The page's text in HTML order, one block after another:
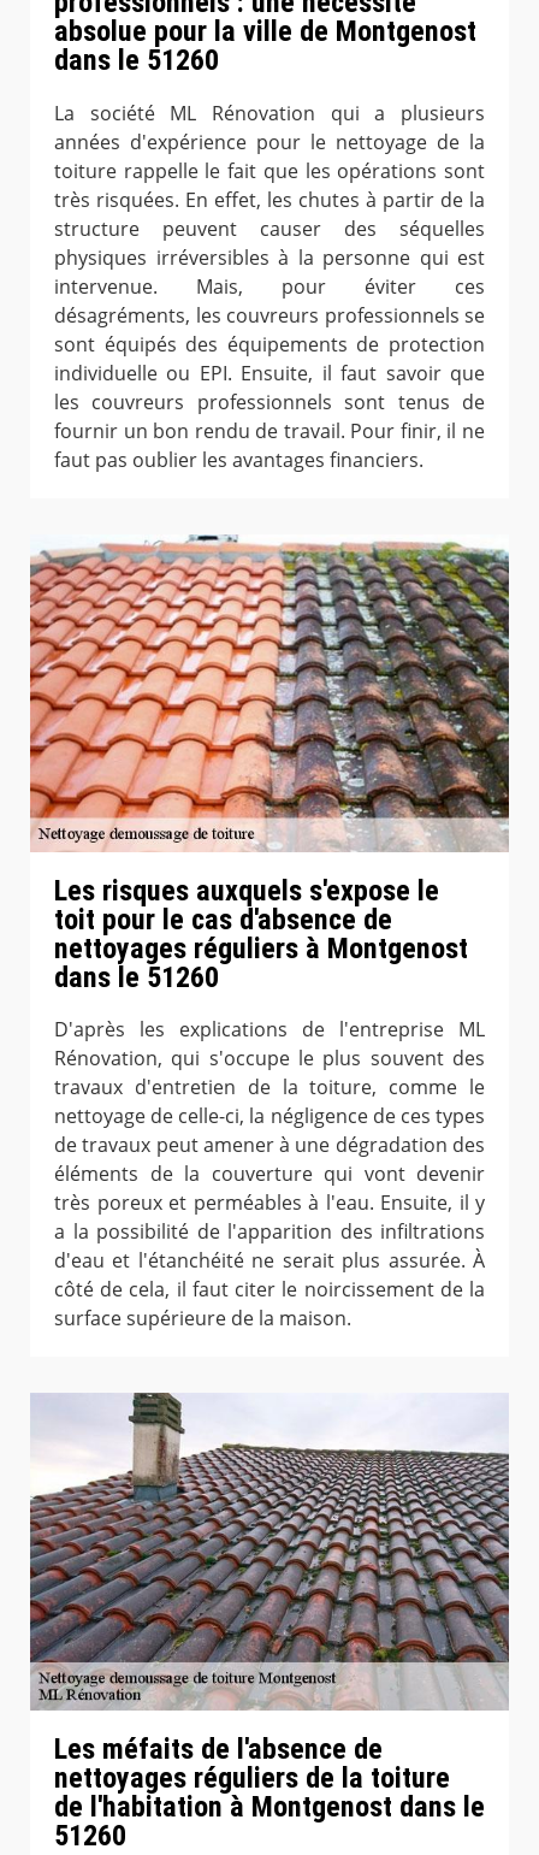
absolue pour la ville de Montgenost
dans le 51260
La société ML Rénovation qui a plusieurs
années d'expérience pour le nettoyage de la
toiture rappelle le fait que les opérations sont
très risquées. En effet, les chutes à partir de la
structure peuvent causer des séquelles
physiques irréversibles à la personne qui est
intervenue. Mais, pour éviter ces
désagréments, les couvreurs professionnels se
sont équipés des équipements de protection
individuelle ou EPI. Ensuite, il faut savoir que
les couvreurs professionnels sont tenus de
fournir un bon rendu de travail. Pour finir, il ne
faut pas oublier les avantages financiers.
Les risques auxquels s'expose le
toit pour le cas d'absence de
nettoyages réguliers à Montgenost
dans le 51260
D'après les explications de l'entreprise ML
Rénovation, qui s'occupe le plus souvent des
travaux d'entretien de la toiture, comme le
nettoyage de celle-ci, la négligence de ces types
de travaux peut amener à une dégradation des
éléments de la couverture qui vont devenir
très poreux et perméables à l'eau. Ensuite, il y
a la possibilité de l'apparition des infiltrations
d'eau et l'étanchéité ne serait plus assurée. À
côté de cela, il faut citer le noircissement de la
surface supérieure de la maison.
Les méfaits de l'absence de
nettoyages réguliers de la toiture
de l'habitation à Montgenost dans le
51260